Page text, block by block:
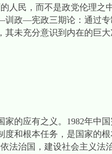
人民，而不是政党伦理
政—宪政三期论：通过
其未充分意识到内在的巨
家的应有之义。1982年中
度和根本任务，是国家的
法治国，建设社会主义